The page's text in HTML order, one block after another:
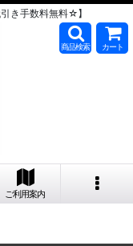
き手数料無料☆】
商品検索 カート
ご利用案内